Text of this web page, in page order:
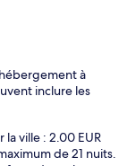
à
inclure les
ville : 2.00 EUR
de 21 nuits.